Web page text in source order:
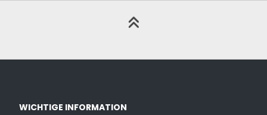
WICHTIGE INFORMATION